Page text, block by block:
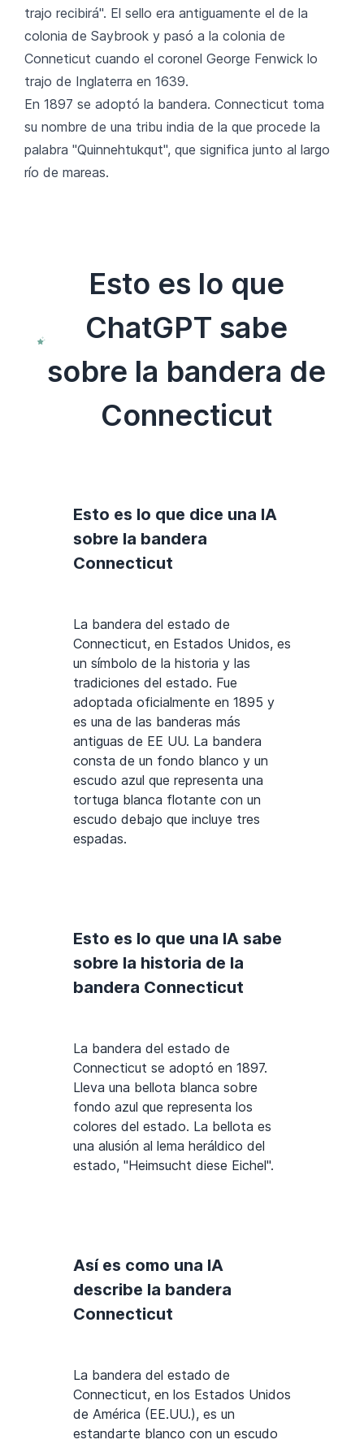
trajo recibirá". El sello era antiguamente el de la
colonia de Saybrook y pasó a la colonia de
Conneticut cuando el coronel George Fenwick lo
trajo de Inglaterra en 1639.
En 1897 se adoptó la bandera. Connecticut toma
su nombre de una tribu india de la que procede la
palabra "Quinnehtukqut", que significa junto al largo
río de mareas.
Esto es lo que
ChatGPT sabe
sobre la bandera de
Connecticut
Esto es lo que dice una IA
sobre la bandera
Connecticut
La bandera del estado de
Connecticut, en Estados Unidos, es
un símbolo de la historia y las
tradiciones del estado. Fue
adoptada oficialmente en 1895 y
es una de las banderas más
antiguas de EE UU. La bandera
consta de un fondo blanco y un
escudo azul que representa una
tortuga blanca flotante con un
escudo debajo que incluye tres
espadas.
Esto es lo que una IA sabe
sobre la historia de la
bandera Connecticut
La bandera del estado de
Connecticut se adoptó en 1897.
Lleva una bellota blanca sobre
fondo azul que representa los
colores del estado. La bellota es
una alusión al lema heráldico del
estado, "Heimsucht diese Eichel".
Así es como una IA
describe la bandera
Connecticut
La bandera del estado de
Connecticut, en los Estados Unidos
de América (EE.UU.), es un
estandarte blanco con un escudo